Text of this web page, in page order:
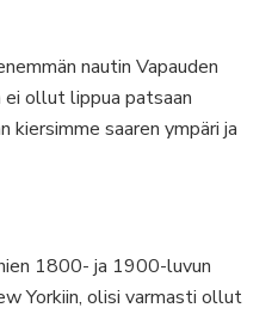
nautin Vapauden
ollut lippua patsaan
kiersimme saaren ympäri ja
1800- ja 1900-luvun
Yorkiin, olisi varmasti ollut